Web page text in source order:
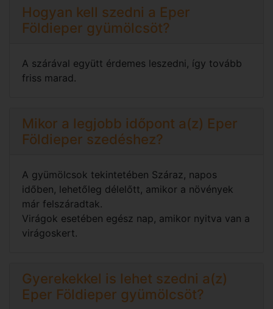
Hogyan kell szedni a Eper
Földieper gyümölcsöt?
A szárával együtt érdemes leszedni, így tovább
friss marad.
Mikor a legjobb időpont a(z) Eper
Földieper szedéshez?
A gyümölcsok tekintetében Száraz, napos
időben, lehetőleg délelőtt, amikor a növények
már felszáradtak.
Virágok esetében egész nap, amikor nyitva van a
virágoskert.
Gyerekekkel is lehet szedni a(z)
Eper Földieper gyümölcsöt?